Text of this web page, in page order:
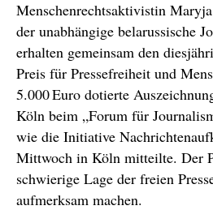
Menschenrechtsaktivistin
der unabhängige belarussische
erhalten gemeinsam den
Preis für Pressefreiheit und
5.000 Euro dotierte
Köln beim „Forum für
wie die Initiative
Mittwoch in Köln mitteilte. Der
schwierige Lage der freien
aufmerksam machen.